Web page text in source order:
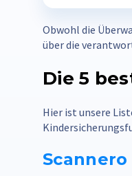
Obwohl die
über die
Die 5
Hier ist unsere
Scannero